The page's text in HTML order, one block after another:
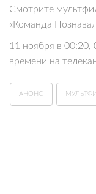
Смотрите
«Команда
11 ноября в
времени на
АНОНС